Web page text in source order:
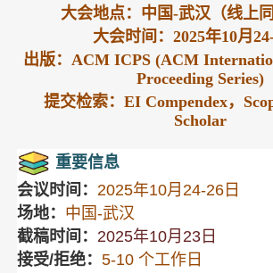
大会地点：中国-武汉（线上同
大会时间：2025年10月
出版：ACM ICPS (ACM
Proceeding Series)
提交检索：EI Compendex，
Scholar
重要信息
会议时间：2025年10月24-26日
场地： 中国-武汉
截稿时间： 2025年10月23日
接受/拒绝：5-10 个工作日